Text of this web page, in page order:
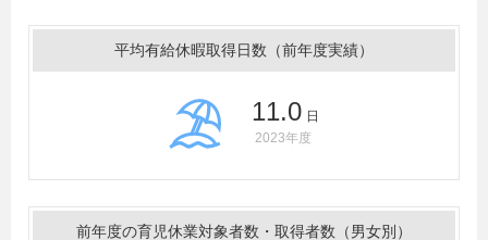
平均有給休暇取得日数（前年度実績）
11.0 日
2023年度
前年度の育児休業対象者数・取得者数（男女別）